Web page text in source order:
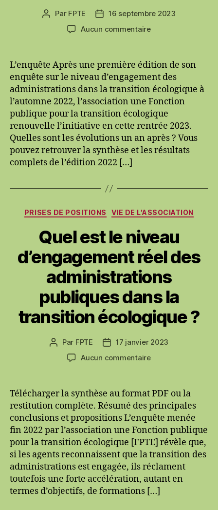
Auteur
l’article
Par FPTE
Date16 septembre 2023
Aucun commentairesur
du
baromètre
d’une
FPTE
auprès
des
agents
publics
sur
compte
l’urgence
dans
l’action
publique
L’enquête Après une première édition de son
enquête sur le niveau d’engagement des
administrations dans la transition écologique à
l’automne 2022, l’association une Fonction
publique pour la transition écologique
renouvelle l’initiative en cette rentrée 2023.
Quelles sont les évolutions un an après ? Vous
pouvez retrouver la synthèse et les résultats
complets de l’édition 2022 […]
Catégories
PRISES DE POSITIONS VIE DE L'ASSOCIATION
Quel est le niveau
d’engagement réel des
administrations
publiques dans la
transition écologique ?
Auteur
l’article
Par FPTE
Date17 janvier 2023
Aucun commentairesur
le
niveau
d’engagement
réel
des
administrations
publiques
dans
la
transition
écologique
Télécharger la synthèse au format PDF ou la
restitution complète. Résumé des principales
conclusions et propositions L’enquête menée
fin 2022 par l’association une Fonction publique
pour la transition écologique [FPTE] révèle que,
si les agents reconnaissent que la transition des
administrations est engagée, ils réclament
toutefois une forte accélération, autant en
termes d’objectifs, de formations […]